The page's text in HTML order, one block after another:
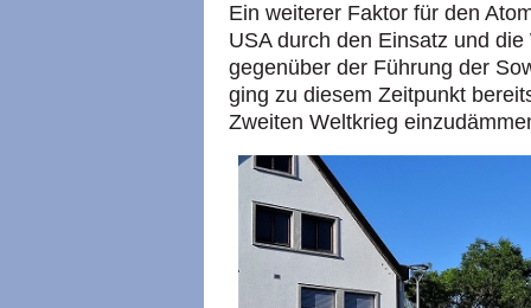
Ein weiterer Faktor für den
USA durch den Einsatz und
gegenüber der Führung der
ging zu diesem Zeitpunkt
Zweiten Weltkrieg